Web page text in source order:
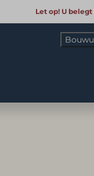
Let op! U